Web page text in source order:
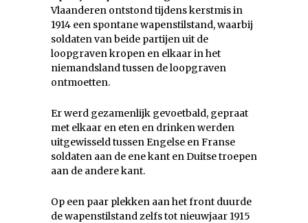
Vlaanderen ontstond tijdens kerstmis in
1914 een spontane wapenstilstand, waarbij
soldaten van beide partijen uit de
loopgraven kropen en elkaar in het
niemandsland tussen de loopgraven
ontmoetten.
Er werd gezamenlijk gevoetbald, gepraat
met elkaar en eten en drinken werden
uitgewisseld tussen Engelse en Franse
soldaten aan de ene kant en Duitse troepen
aan de andere kant.
Op een paar plekken aan het front duurde
de wapenstilstand zelfs tot nieuwjaar 1915